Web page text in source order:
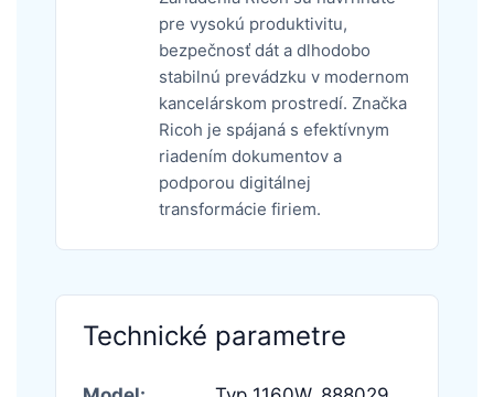
pre vysokú produktivitu,
bezpečnosť dát a dlhodobo
stabilnú prevádzku v modernom
kancelárskom prostredí. Značka
Ricoh je spájaná s efektívnym
riadením dokumentov a
podporou digitálnej
transformácie firiem.
Technické parametre